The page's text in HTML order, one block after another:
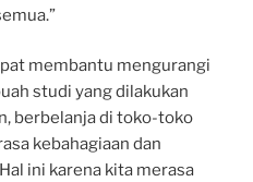
membantu mengurangi
studi yang dilakukan
berbelanja di toko-toko
kebahagiaan dan
ini karena kita merasa